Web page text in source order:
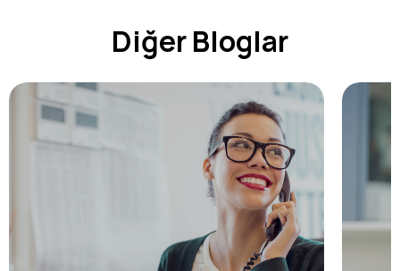
Diğer Bloglar